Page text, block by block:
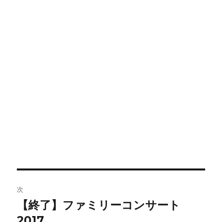
稿
次
の
【終了】ファミリーコンサート